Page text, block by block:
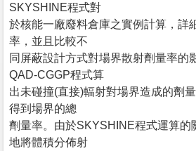
SKYSHINE程式對
於核能一廠廢料倉庫之實例計算，詳
率，並且比較不
同屏蔽設計方式對場界散射劑量率的
QAD-CGGP程式算
出未碰撞(直接)輻射對場界造成的劑
得到場界的總
劑量率。由於SKYSHINE程式運算的
地將體積分佈射